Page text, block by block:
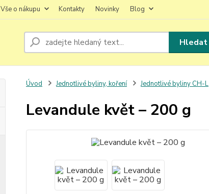
Vše o nákupu Kontakty Novinky Blog
Hledat
Úvod Jednotlivé byliny, koření Jednotlivé byliny CH-L
Levandule květ – 200 g